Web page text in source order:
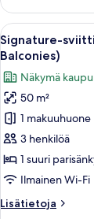
1
suuri
parisänky,
parveke,
kaupunkinäköala
Avaa
kaikki
huonetyypin
Signature-
sviitti,
suuri
parisänky,
Balconies)
8
Signature-
Balconies)
Näkymä
50 m²
1 makuuhuone
3 henkilöä
1 suuri
Ilmainen Wi-Fi
Lisätietoja
Lisätietoja